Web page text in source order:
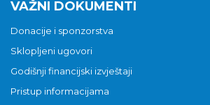
VAŽNI DOKUMENTI
Donacije i sponzorstva
Sklopljeni ugovori
Godišnji financijski izvještaji
Pristup informacijama